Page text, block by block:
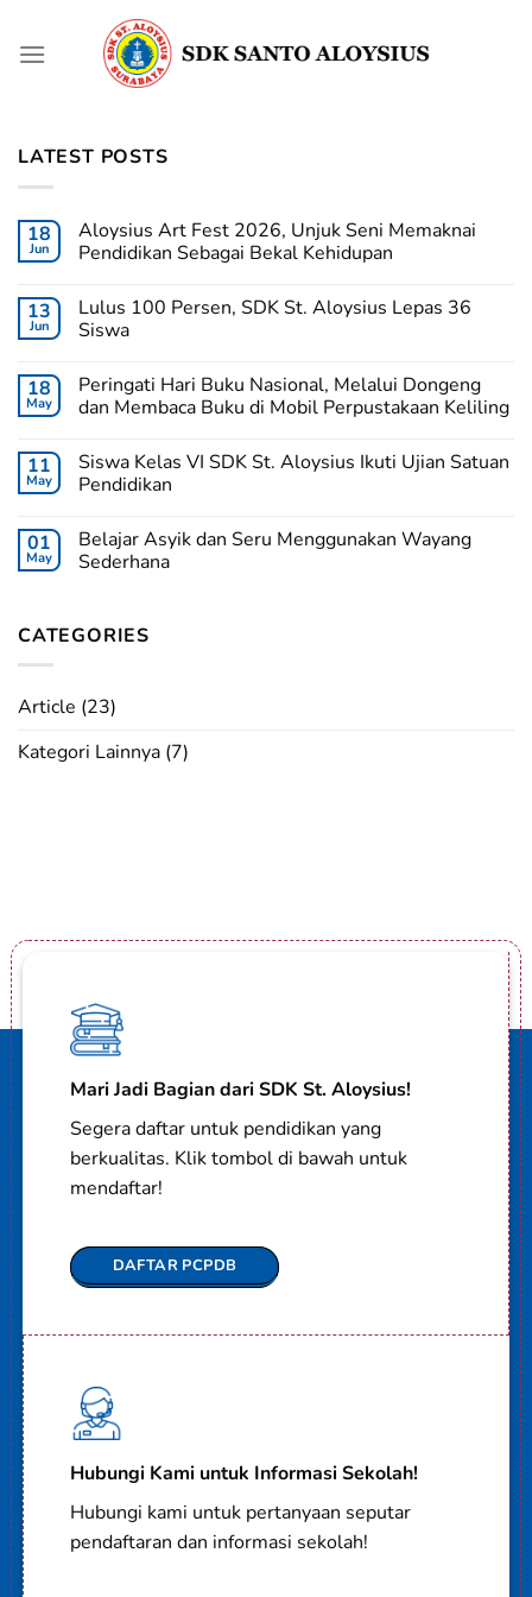
LATEST POSTS
18
Jun
Aloysius Art Fest 2026, Unjuk Seni Memaknai
Pendidikan Sebagai Bekal Kehidupan
13
Jun
Lulus 100 Persen, SDK St. Aloysius Lepas 36
Siswa
18
May
Peringati Hari Buku Nasional, Melalui Dongeng
dan Membaca Buku di Mobil Perpustakaan Keliling
11
May
Siswa Kelas VI SDK St. Aloysius Ikuti Ujian Satuan
Pendidikan
01
May
Belajar Asyik dan Seru Menggunakan Wayang
Sederhana
CATEGORIES
Article (23)
Kategori Lainnya (7)
Mari Jadi Bagian dari SDK St. Aloysius!
Segera daftar untuk pendidikan yang
berkualitas. Klik tombol di bawah untuk
mendaftar!
DAFTAR PCPDB
Hubungi Kami untuk Informasi Sekolah!
Hubungi kami untuk pertanyaan seputar
pendaftaran dan informasi sekolah!